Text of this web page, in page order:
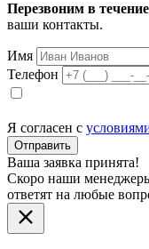
Перезвоним в
ваши контакты.
Имя
Телефон
Я согласен с
Отправить
Ваша заявка принята!
Скоро наши
ответят на любые